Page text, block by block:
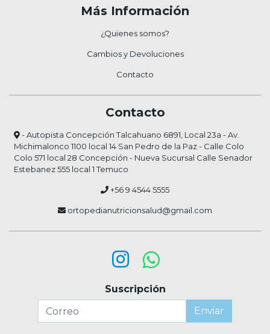
Más Información
¿Quienes somos?
Cambios y Devoluciones
Contacto
Contacto
- Autopista Concepción Talcahuano 6891, Local 23a - Av.
Michimalonco 1100 local 14 San Pedro de la Paz - Calle Colo
Colo 571 local 28 Concepción - Nueva Sucursal Calle Senador
Estebanez 555 local 1 Temuco
+56 9 4544 5555
ortopedianutricionsalud@gmail.com
Suscripción
Enviar